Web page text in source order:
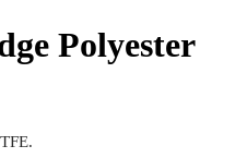
Polyester